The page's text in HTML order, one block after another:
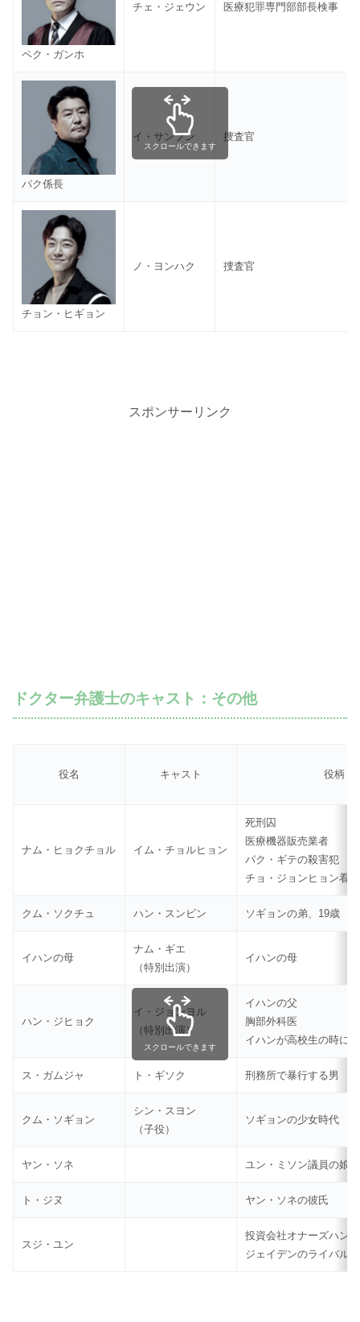
ペク・ガンホ
チェ・ジェウン 医療犯罪専門部部長検事
パク係長
イ・サンフン 捜査官
チョン・ヒギョン
ノ・ヨンハク 捜査官
スクロールできます
スポンサーリンク
ドクター弁護士のキャスト：その他
役名 キャスト 役柄
ナム・ヒョクチョル イム・チョルヒョン
死刑囚
医療機器販売業者
パク・ギテの殺害犯
チョ・ジョンヒョン看
クム・ソクチュ ハン・スンビン ソギョンの弟、19歳
イハンの母
ナム・ギエ
（特別出演）
イハンの母
ハン・ジヒョク
イ・ジョンヨル
（特別出演）
イハンの父
胸部外科医
イハンが高校生の時に
ス・ガムジャ ト・ギソク 刑務所で暴行する男
クム・ソギョン
シン・スヨン
（子役）
ソギョンの少女時代
ヤン・ソネ ユン・ミソン議員の娘
ト・ジヌ ヤン・ソネの彼氏
スジ・ユン
投資会社オナーズハン
ジェイデンのライバル
スクロールできます